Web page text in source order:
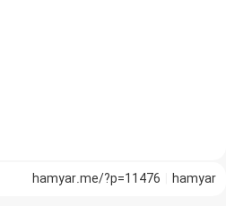
hamyar
hamyar.me/?p=11476